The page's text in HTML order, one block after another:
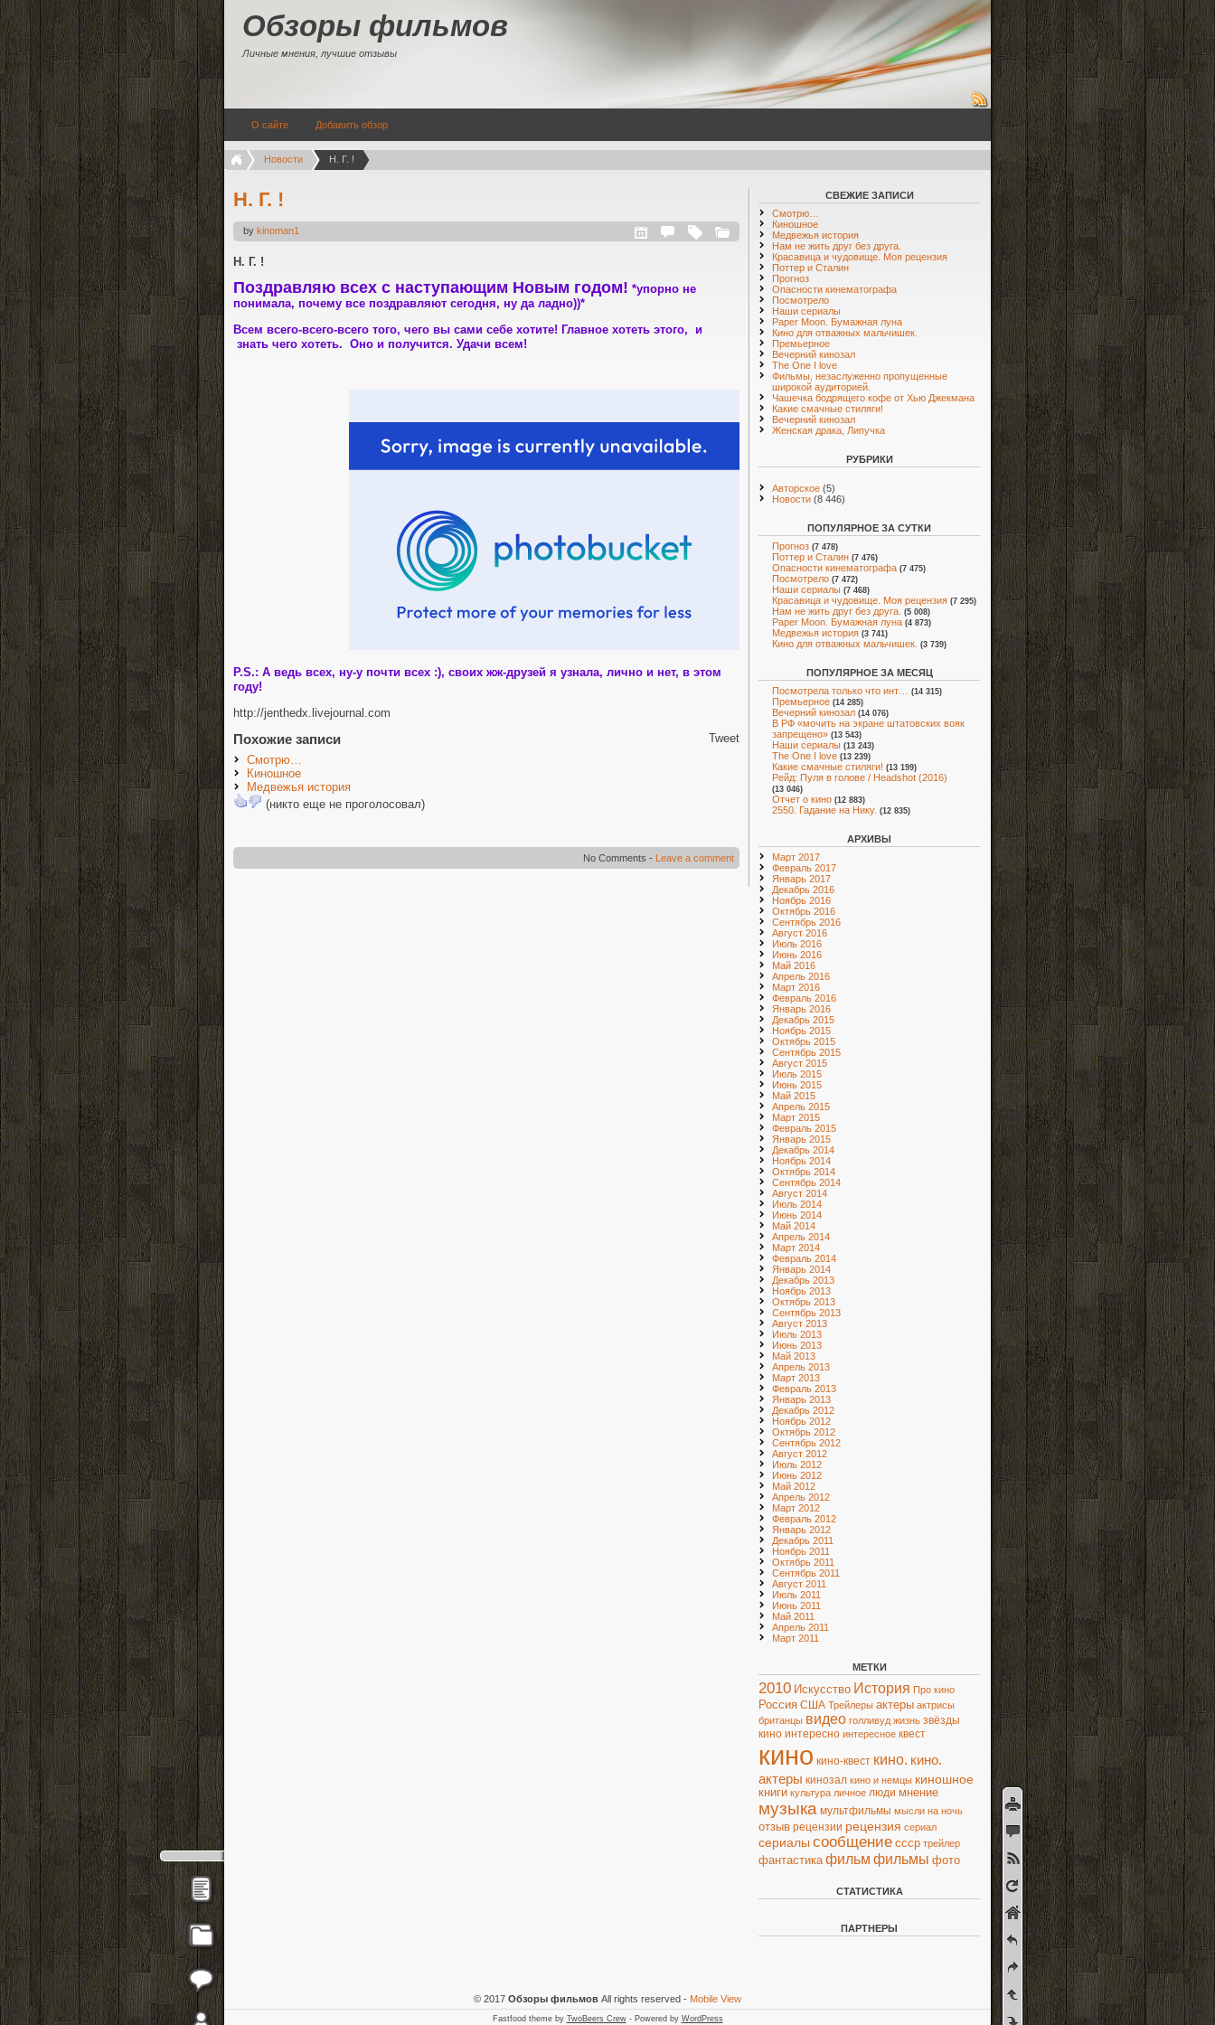
Обзоры фильмов
Личные мнения, лучшие отзывы
О сайте Добавить обзор
Новости Н. Г. !
Н. Г. !
by kinoman1
Н. Г. !
Поздравляю всех с наступающим Новым годом! *упорно не
понимала, почему все поздравляют сегодня, ну да ладно))*
Всем всего-всего-всего того, чего вы сами себе хотите! Главное хотеть этого, и
знать чего хотеть. Оно и получится. Удачи всем!
P.S.: А ведь всех, ну-у почти всех :), своих жж-друзей я узнала, лично и нет, в этом
году!
http://jenthedx.livejournal.com
Tweet
Похожие записи
Смотрю…
Киношное
Медвежья история
(никто еще не проголосовал)
No Comments - Leave a comment
СВЕЖИЕ ЗАПИСИ
Смотрю…
Киношное
Медвежья история
Нам не жить друг без друга.
Красавица и чудовище. Моя рецензия
Поттер и Сталин
Прогноз
Опасности кинематографа
Посмотрело
Наши сериалы
Paper Moon. Бумажная луна
Кино для отважных мальчишек.
Премьерное
Вечерний кинозал
The One I love
Фильмы, незаслуженно пропущенные
широкой аудиторией.
Чашечка бодрящего кофе от Хью Джекмана
Какие смачные стиляги!
Вечерний кинозал
Женская драка, Липучка
РУБРИКИ
Авторское (5)
Новости (8 446)
ПОПУЛЯРНОЕ ЗА СУТКИ
Прогноз (7 478)
Поттер и Сталин (7 476)
Опасности кинематографа (7 475)
Посмотрело (7 472)
Наши сериалы (7 468)
Красавица и чудовище. Моя рецензия (7 295)
Нам не жить друг без друга. (5 008)
Paper Moon. Бумажная луна (4 873)
Медвежья история (3 741)
Кино для отважных мальчишек. (3 739)
ПОПУЛЯРНОЕ ЗА МЕСЯЦ
Посмотрела только что инт…
(14 315)
Премьерное (14 285)
Вечерний кинозал (14 076)
В РФ «мочить на экране штатовских вояк
запрещено» (13 543)
Наши сериалы (13 243)
The One I love (13 239)
Какие смачные стиляги! (13 199)
Рейд: Пуля в голове / Headshot (2016)
(13 046)
Отчет о кино (12 883)
2550. Гадание на Нику. (12 835)
АРХИВЫ
Март 2017
Февраль 2017
Январь 2017
Декабрь 2016
Ноябрь 2016
Октябрь 2016
Сентябрь 2016
Август 2016
Июль 2016
Июнь 2016
Май 2016
Апрель 2016
Март 2016
Февраль 2016
Январь 2016
Декабрь 2015
Ноябрь 2015
Октябрь 2015
Сентябрь 2015
Август 2015
Июль 2015
Июнь 2015
Май 2015
Апрель 2015
Март 2015
Февраль 2015
Январь 2015
Декабрь 2014
Ноябрь 2014
Октябрь 2014
Сентябрь 2014
Август 2014
Июль 2014
Июнь 2014
Май 2014
Апрель 2014
Март 2014
Февраль 2014
Январь 2014
Декабрь 2013
Ноябрь 2013
Октябрь 2013
Сентябрь 2013
Август 2013
Июль 2013
Июнь 2013
Май 2013
Апрель 2013
Март 2013
Февраль 2013
Январь 2013
Декабрь 2012
Ноябрь 2012
Октябрь 2012
Сентябрь 2012
Август 2012
Июль 2012
Июнь 2012
Май 2012
Апрель 2012
Март 2012
Февраль 2012
Январь 2012
Декабрь 2011
Ноябрь 2011
Октябрь 2011
Сентябрь 2011
Август 2011
Июль 2011
Июнь 2011
Май 2011
Апрель 2011
Март 2011
МЕТКИ
2010 Искусство История Про кино
Россия США Трейлеры актеры актрисы
британцы видео голливуд жизнь звёзды
кино интересно интересное квест
кино кино-квест кино. кино.
актеры кинозал кино и немцы киношное
книги культура личное люди мнение
музыка мультфильмы мысли на ночь
отзыв рецензии рецензия сериал
сериалы сообщение ссср трейлер
фантастика фильм фильмы фото
СТАТИСТИКА
ПАРТНЕРЫ
© 2017 Обзоры фильмов All rights reserved - Mobile View
Fastfood theme by TwoBeers Crew- Powered by WordPress